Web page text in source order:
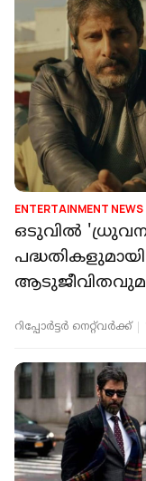
ENTERTAINMENT NEWS
ഒടുവിൽ
റിപ്പോർട്ടർ നെറ്റ്‌വര്‍ക്ക്‌